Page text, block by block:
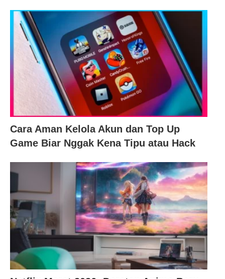
Cara Aman Kelola Akun dan Top Up
Game Biar Nggak Kena Tipu atau Hack